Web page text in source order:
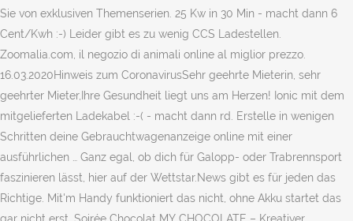
Sie von exklusiven Themenserien. 25 Kw in 30 Min - macht dann 6
Cent/Kwh :-) Leider gibt es zu wenig CCS Ladestellen.
Zoomalia.com, il negozio di animali online al miglior prezzo.
16.03.2020Hinweis zum CoronavirusSehr geehrte Mieterin, sehr
geehrter Mieter,Ihre Gesundheit liegt uns am Herzen! Ionic mit dem
mitgelieferten Ladekabel :-( - macht dann rd. Erstelle in wenigen
Schritten deine Gebrauchtwagenanzeige online mit einer
ausführlichen … Ganz egal, ob dich für Galopp- oder Trabrennsport
faszinieren lässt, hier auf der Wettstar.News gibt es für jeden das
Richtige. Mit'm Handy funktioniert das nicht, ohne Akku startet das